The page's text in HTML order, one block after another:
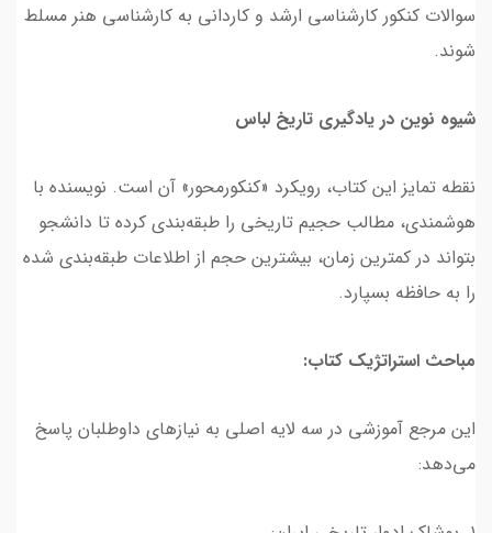
سوالات کنکور کارشناسی ارشد و کاردانی به کارشناسی هنر مسلط
شوند.
شیوه نوین در یادگیری تاریخ لباس
نقطه تمایز این کتاب، رویکرد «کنکورمحور» آن است. نویسنده با
هوشمندی، مطالب حجیم تاریخی را طبقه‌بندی کرده تا دانشجو
بتواند در کمترین زمان، بیشترین حجم از اطلاعات طبقه‌بندی شده
را به حافظه بسپارد.
مباحث استراتژیک کتاب:
این مرجع آموزشی در سه لایه اصلی به نیازهای داوطلبان پاسخ
می‌دهد: